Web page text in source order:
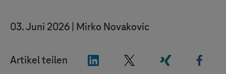
03. Juni 2026 Mirko Novakovic
Artikel teilen "LinkedIn" "Xing"